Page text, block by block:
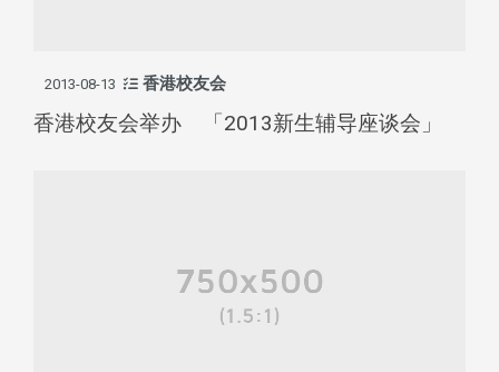
2013-08-13 香港校友会
香港校友会举办 「2013新生辅导座谈会」